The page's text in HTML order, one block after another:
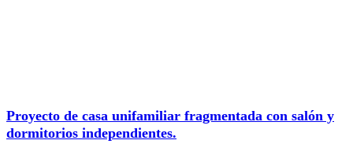
Proyecto de casa unifamiliar fragmentada con salón y
dormitorios independientes.